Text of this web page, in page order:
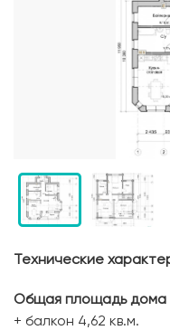
Технические
Общая площадь дома
+ балкон 4,62 кв.м.